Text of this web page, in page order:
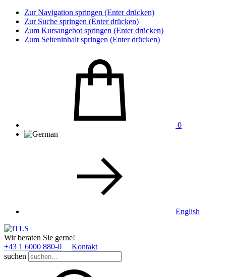
Zur Navigation springen (Enter drücken)
Zur Suche springen (Enter drücken)
Zum Kursangebot springen (Enter drücken)
Zum Seiteninhalt springen (Enter drücken)
0
English
Wir beraten Sie gerne!
+43 1 6000 880­-0
Kontakt
suchen